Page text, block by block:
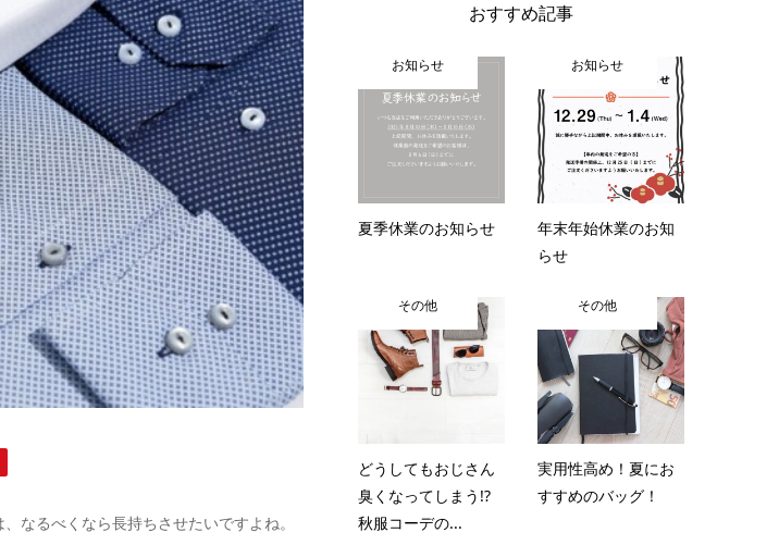
なるべくなら長持ちさせたいですよね。
おすすめ記事
お知らせ
夏季休業のお知らせ
お知らせ
年末年始休業のお知
らせ
その他
どうしてもおじさん
臭くなってしまう!?
秋服コーデの...
その他
実用性高め！夏にお
すすめのバッグ！